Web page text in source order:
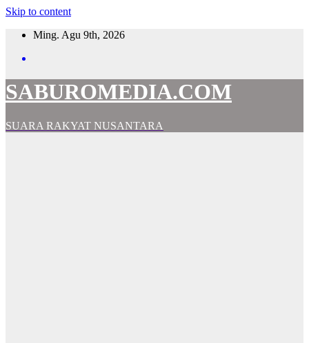
Skip to content
Ming. Agu 9th, 2026
SABUROMEDIA.COM
SUARA RAKYAT NUSANTARA